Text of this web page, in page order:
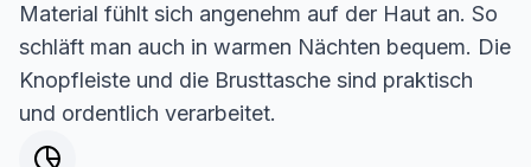
Material fühlt sich angenehm auf der Haut an. So
schläft man auch in warmen Nächten bequem. Die
Knopfleiste und die Brusttasche sind praktisch
und ordentlich verarbeitet.